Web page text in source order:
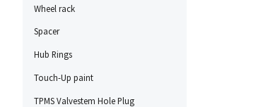
Wheel rack
Spacer
Hub Rings
Touch-Up paint
TPMS Valvestem Hole Plug